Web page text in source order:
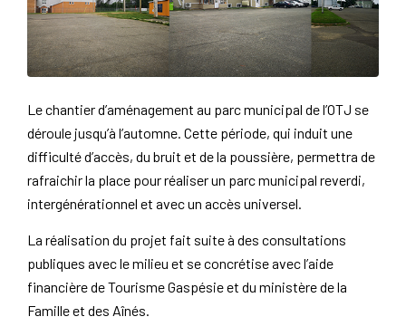
Le chantier d’aménagement au parc municipal de l’OTJ se
déroule jusqu’à l’automne. Cette période, qui induit une
difficulté d’accès, du bruit et de la poussière, permettra de
rafraichir la place pour réaliser un parc municipal reverdi,
intergénérationnel et avec un accès universel.
La réalisation du projet fait suite à des consultations
publiques avec le milieu et se concrétise avec l’aide
financière de Tourisme Gaspésie et du ministère de la
Famille et des Aînés.